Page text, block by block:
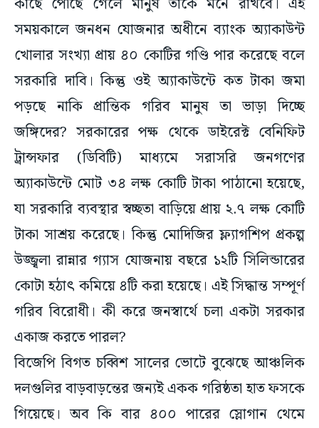
সময়কালে জনধন যোজনার অধীনে ব্যাংক অ্যাকাউন্ট
খোলার সংখ্যা প্রায় ৪০ কোটির গণ্ডি পার করেছে বলে
সরকারি দাবি। কিন্তু ওই অ্যাকাউন্টে কত টাকা জমা
পড়ছে নাকি প্রান্তিক গরিব মানুষ তা ভাড়া দিচ্ছে
জঙ্গিদের? সরকারের পক্ষ থেকে ডাইরেক্ট বেনিফিট
ট্রান্সফার (ডিবিটি) মাধ্যমে সরাসরি জনগণের
অ্যাকাউন্টে মোট ৩৪ লক্ষ কোটি টাকা পাঠানো হয়েছে,
যা সরকারি ব্যবস্থার স্বচ্ছতা বাড়িয়ে প্রায় ২.৭ লক্ষ কোটি
টাকা সাশ্রয় করেছে। কিন্তু মোদিজির ফ্ল্যাগশিপ প্রকল্প
উজ্জ্বলা রান্নার গ্যাস যোজনায় বছরে ১২টি সিলিন্ডারের
কোটা হঠাৎ কমিয়ে ৪টি করা হয়েছে। এই সিদ্ধান্ত সম্পূর্ণ
গরিব বিরোধী। কী করে জনস্বার্থে চলা একটা সরকার
একাজ করতে পারল?
বিজেপি বিগত চব্বিশ সালের ভোটে বুঝেছে আঞ্চলিক
দলগুলির বাড়বাড়ন্তের জন্যই একক গরিষ্ঠতা হাত ফসকে
গিয়েছে। অব কি বার ৪০০ পারের স্লোগান থেমে